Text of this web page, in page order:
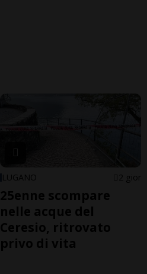
LUGANO 2 gior
25enne scompare
nelle acque del
Ceresio, ritrovato
privo di vita